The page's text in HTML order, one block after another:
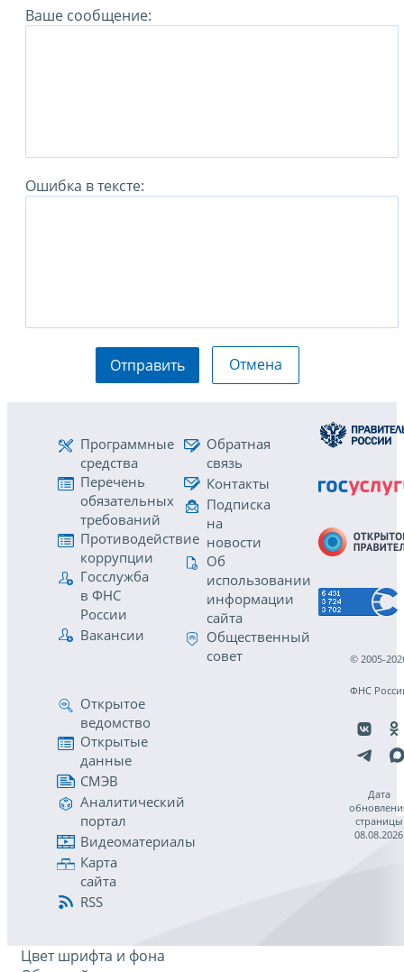
Ваше сообщение:
Ошибка в тексте:
Отправить Отмена
Программные
средства
Перечень
обязательных
требований
Противодействие
коррупции
Госслужба
в ФНС
России
Вакансии
Обратная
связь
Контакты
Подписка
на
новости
Об
использовании
информации
сайта
Общественный
совет
Открытое
ведомство
Открытые
данные
СМЭВ
Аналитический
портал
Видеоматериалы
Карта
сайта
RSS
© 2005-
ФНС
Дата
страницы
08.08.2026
Цвет шрифта и фона